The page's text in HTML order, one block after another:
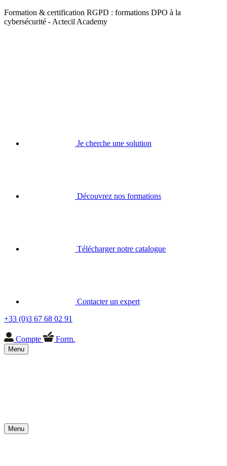
Formation & certification RGPD : formations DPO à la
cybersécurité - Actecil Academy
Je cherche une solution
Découvrez nos formations
Télécharger notre catalogue
Contacter un expert
+33 (0)3 67 68 02 91
Compte Form.
Menu
Menu